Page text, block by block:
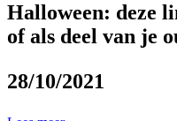
Halloween: deze
of als deel van je
28/10/2021